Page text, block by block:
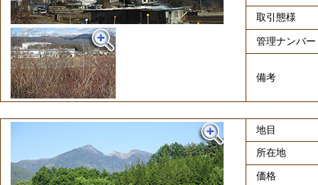
取引態様
管理ナンバー
備考
地目
所在地
価格